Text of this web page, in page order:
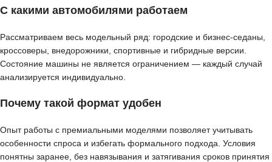
С какими автомобилями работаем
Рассматриваем весь модельный ряд: городские и бизнес-седаны,
кроссоверы, внедорожники, спортивные и гибридные версии.
Состояние машины не является ограничением — каждый случай
анализируется индивидуально.
Почему такой формат удобен
Опыт работы с премиальными моделями позволяет учитывать
особенности спроса и избегать формального подхода. Условия
понятны заранее, без навязывания и затягивания сроков принятия